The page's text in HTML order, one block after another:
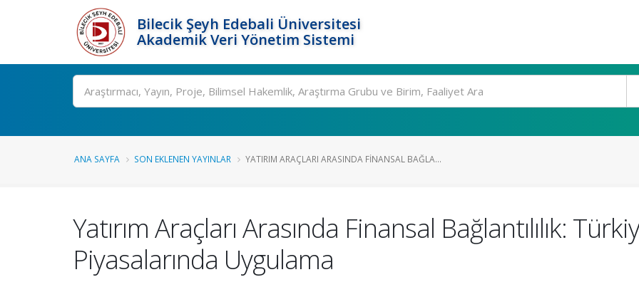
Bilecik Şeyh Edebali Üniversitesi
Akademik Veri Yönetim Sistemi
Ara
ANA SAYFA SON EKLENEN YAYINLAR YATIRIM ARAÇLARI ARASINDA FINANSAL BAĞLA...
Yatırım Araçları Arasında Finansal Bağlantılılık:
Piyasalarında Uygulama